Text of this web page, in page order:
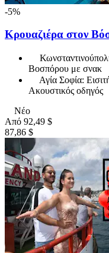
-5%
Κρουαζιέρα στον
Βοσπόρου με σνακ
Αγία Σοφία:
Ακουστικός οδηγός
Νέο
Από 92,49 $
87,86 $